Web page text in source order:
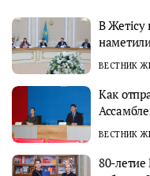
В Жетісу
ВЕСТНИК
Как
ВЕСТНИК
80-